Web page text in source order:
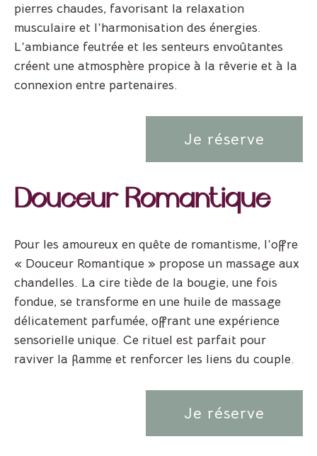
pierres chaudes, favorisant la relaxation
musculaire et l’harmonisation des énergies.
L’ambiance feutrée et les senteurs envoûtantes
créent une atmosphère propice à la rêverie et à la
connexion entre partenaires.
Je réserve
Douceur Romantique
Pour les amoureux en quête de romantisme, l’offre
« Douceur Romantique » propose un massage aux
chandelles. La cire tiède de la bougie, une fois
fondue, se transforme en une huile de massage
délicatement parfumée, offrant une expérience
sensorielle unique. Ce rituel est parfait pour
raviver la flamme et renforcer les liens du couple.
Je réserve